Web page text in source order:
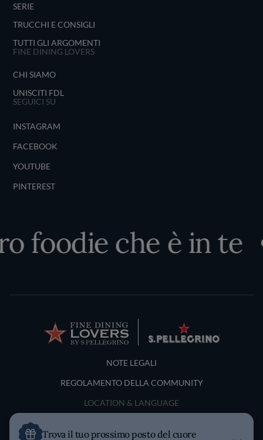
SERIE
TRUCCHI E CONSIGLI
TUTTI GLI ARGOMENTI
FINE DINING LOVERS
CHI SIAMO
UNISCITI FDL
SEGUICI SU
INSTAGRAM
FACEBOOK
YOUTUBE
PINTEREST
che è in te
Terms and Conditions
NOTE LEGALI
REGOLAMENTO DELLA COMMUNITY
LOCATION & LANGUAGE
Trova il tuo prossimo posto del cuore